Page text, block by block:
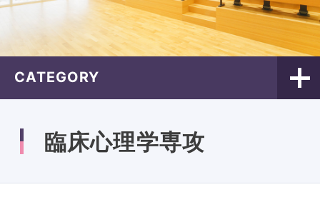
CATEGORY
臨床心理学専攻